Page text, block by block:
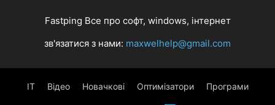
Fastping Все про софт, windows, інтернет
зв'язатися з нами: maxwelhelp@gmail.com
IT Відео Новачкові Оптимізатори Програми